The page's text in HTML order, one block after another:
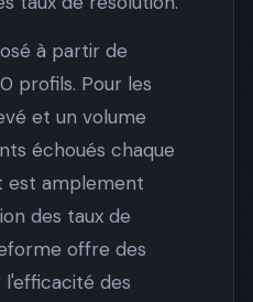
à partir de
profils. Pour les
et un volume
échoués chaque
est amplement
des taux de
offre des
des